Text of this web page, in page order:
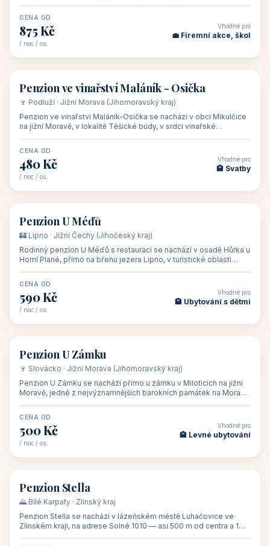
CENA OD
875 Kč
/ noc / os.
Vhodné pro
💼 Firemní akce, škol
🏡 penzion
Penzion ve vinařství Maláník - Osička
🍷 Podluží · Jižní Morava (Jihomoravský kraj)
Penzion ve vinařství Maláník-Osička se nachází v obci Mikulčice
na jižní Moravě, v lokalitě Těšické búdy, v srdci vinařské
CENA OD
480 Kč
/ noc / os.
Vhodné pro
🏨 Svatby
🏡 penzion
Penzion U Méďů
🏰 Lipno · Jižní Čechy (Jihočeský kraj)
Rodinný penzion U Méďů s restaurací se nachází v osadě Hůrka u
Horní Plané, přímo na břehu jezera Lipno, v turistické oblasti
CENA OD
590 Kč
/ noc / os.
Vhodné pro
🏨 Ubytování s dětmi
🏡 penzion
Penzion U Zámku
🍷 Slovácko · Jižní Morava (Jihomoravský kraj)
Penzion U Zámku se nachází přímo u zámku v Miloticích na jižní
Moravě, jedné z nejvýznamnějších barokních památek na Moravě,
CENA OD
500 Kč
/ noc / os.
Vhodné pro
🏨 Levné ubytování
🏡 penzion
Penzion Stella
🌄 Bílé Karpaty · Zlínský kraj
Penzion Stella se nachází v lázeňském městě Luhačovice ve
Zlínském kraji, na adrese Solné 1010 — asi 500 m od centra a 1